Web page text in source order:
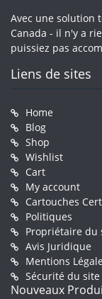
Avec une solution
Canada - il n'y a
puissiez pas
Liens de sites
Home
Blog
Shop
Wishlist
Cart
My account
Cartouches
Politiques
Propriétaire du
Avis Juridique
Mentions
Sécurité du site
Nouveaux